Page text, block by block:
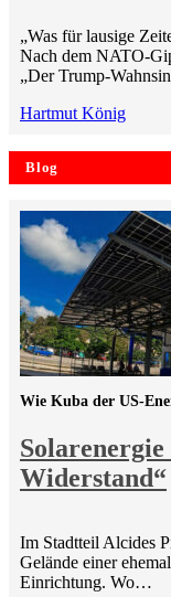
„Was für lausige
Nach dem NATO-
„Der Trump-
Hartmut König
Blog
Widerstand“
Wie Kuba der US-
Im Stadtteil Alcides
Gelände einer
Einrichtung. Wo…